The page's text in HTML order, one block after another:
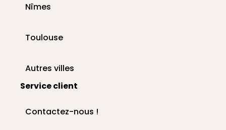
Nîmes
Toulouse
Autres villes
Service client
Contactez-nous !